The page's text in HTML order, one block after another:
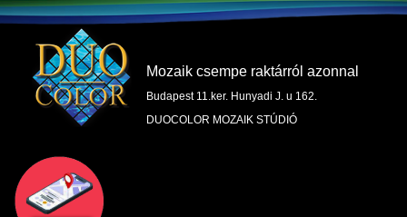
Mozaik csempe raktárról azonnal
Budapest 11.ker. Hunyadi J. u 162.
DUOCOLOR MOZAIK STÚDIÓ